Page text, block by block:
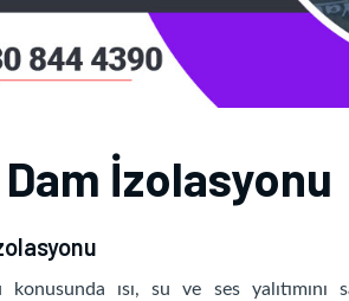
İzolasyonu
konusunda ısı, su ve ses yalıtımını